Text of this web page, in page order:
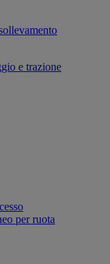
e trazione
per ruota